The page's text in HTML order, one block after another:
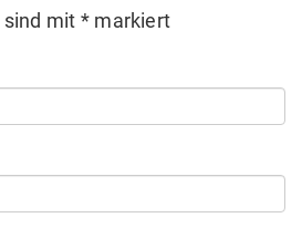
sind mit * markiert